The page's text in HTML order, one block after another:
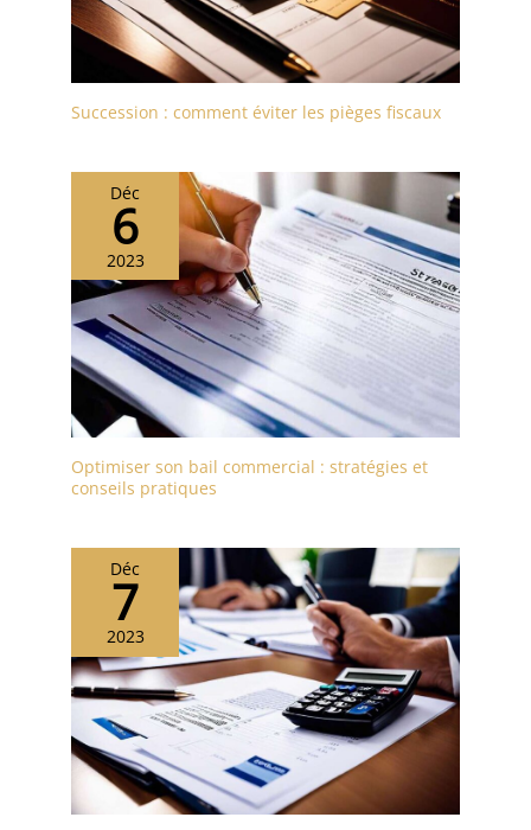
Succession : comment éviter les pièges fiscaux
Déc
6
2023
Optimiser son bail commercial : stratégies et
conseils pratiques
Déc
7
2023